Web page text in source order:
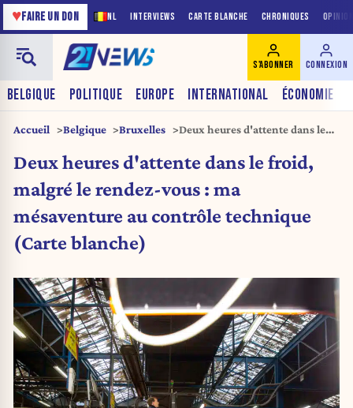
NL INTERVIEWS CARTE BLANCHE CHRONIQUES
♥FAIRE UN DON
BELGIQUE POLITIQUE EUROPE INTERNATIONAL ÉCONOMIE
S'ABONNER CONNEXION
Accueil Belgique Bruxelles
Deux heures d'attente dans le
ma mésaventure au contrôle
Deux heures d'attente dans le froid,
malgré le rendez-vous : ma
mésaventure au contrôle technique
(Carte blanche)